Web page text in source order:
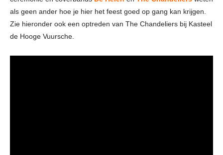
als geen ander hoe je hier het feest goed op gang kan krijgen.
Zie hieronder ook een optreden van The Chandeliers bij Kasteel
de Hooge Vuursche.